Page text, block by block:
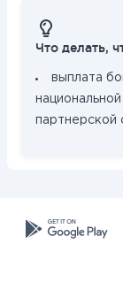
Что делать,
выплата
партнерской